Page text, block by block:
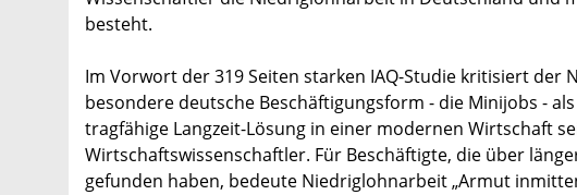
besteht.
Im Vorwort der 319 Seiten starken IAQ-Studie kritisiert der
besondere deutsche Beschäftigungsform - die Minijobs -
tragfähige Langzeit-Lösung in einer modernen Wirtschaft
Wirtschaftswissenschaftler. Für Beschäftigte, die über
gefunden haben, bedeute Niedriglohnarbeit „Armut